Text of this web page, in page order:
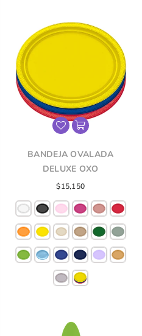
BANDEJA OVALADA
DELUXE OXO
Precio
regular
$15,150